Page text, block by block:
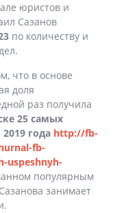
юристов и
Сазанов
по количеству и
что в основе
доля
раз получила
25 самых
года http://fb-
fb-
uspeshnyh-
популярным
занимает